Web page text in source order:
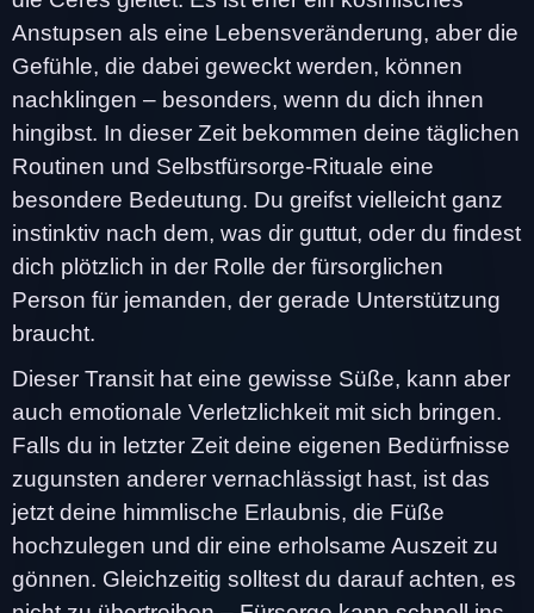
Anstupsen als eine Lebensveränderung, aber die
Gefühle, die dabei geweckt werden, können
nachklingen – besonders, wenn du dich ihnen
hingibst. In dieser Zeit bekommen deine täglichen
Routinen und Selbstfürsorge-Rituale eine
besondere Bedeutung. Du greifst vielleicht ganz
instinktiv nach dem, was dir guttut, oder du findest
dich plötzlich in der Rolle der fürsorglichen
Person für jemanden, der gerade Unterstützung
braucht.
Dieser Transit hat eine gewisse Süße, kann aber
auch emotionale Verletzlichkeit mit sich bringen.
Falls du in letzter Zeit deine eigenen Bedürfnisse
zugunsten anderer vernachlässigt hast, ist das
jetzt deine himmlische Erlaubnis, die Füße
hochzulegen und dir eine erholsame Auszeit zu
gönnen. Gleichzeitig solltest du darauf achten, es